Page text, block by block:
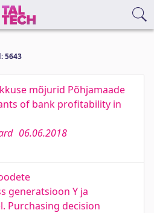
5643
mõjurid Põhjamaade
of bank profitability in
06.06.2018
generatsioon Y ja
Purchasing decision